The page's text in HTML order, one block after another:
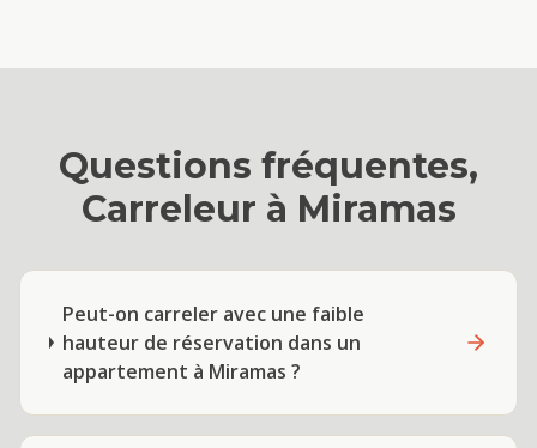
Questions fréquentes,
Carreleur à Miramas
Peut-on carreler avec une faible
hauteur de réservation dans un
appartement à Miramas ?